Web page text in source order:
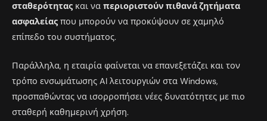
σταθερότητας και να περιοριστούν πιθανά ζητήματα
ασφαλείας που μπορούν να προκύψουν σε χαμηλό
επίπεδο του συστήματος.
Παράλληλα, η εταιρία φαίνεται να επανεξετάζει και τον
τρόπο ενσωμάτωσης AI λειτουργιών στα Windows,
προσπαθώντας να ισορροπήσει νέες δυνατότητες με πιο
σταθερή καθημερινή χρήση.